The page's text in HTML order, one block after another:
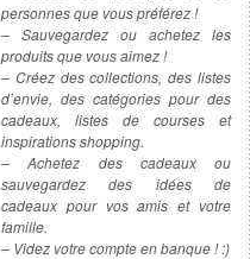
personnes que vous préférez !
– Sauvegardez ou achetez les
produits que vous aimez !
– Créez des collections, des listes
d’envie, des catégories pour des
cadeaux, listes de courses et
inspirations shopping.
– Achetez des cadeaux ou
sauvegardez des idées de
cadeaux pour vos amis et votre
famille.
– Videz votre compte en banque ! :)